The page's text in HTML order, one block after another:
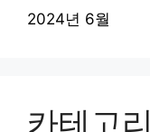
2024년 6월
카테고리